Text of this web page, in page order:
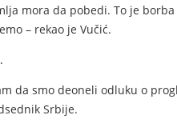
mora da pobedi. To je
– rekao je Vučić.
da smo deoneli odluku o
Srbije.